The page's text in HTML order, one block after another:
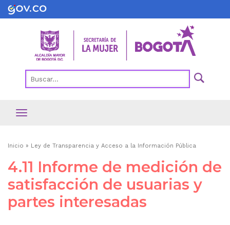
Pasar
al
Ruta
de
navegación
Inicio Ley de Transparencia y Acceso a la Información Pública
4.11 Informe de medición de
satisfacción de usuarias y
partes interesadas